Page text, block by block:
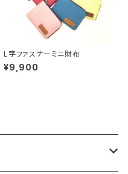
L字ファスナーミニ財布
¥9,900